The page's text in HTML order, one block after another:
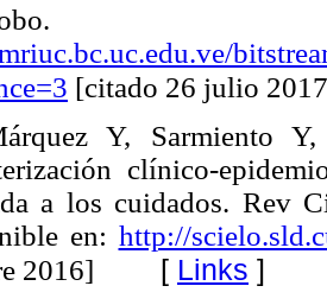
[citado 26 julio
Y, Sarmiento
clínico-
a los cuidados. Rev
en: http://
2016] [ Links ]